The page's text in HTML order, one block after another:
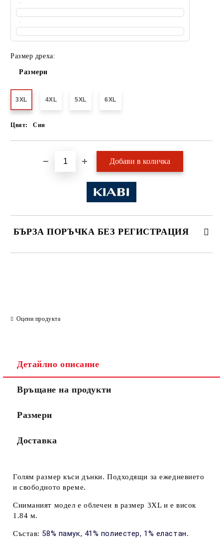
Размер дреха:
Размери
3XL 4XL 5XL 6XL
Цвят: Син
БЪРЗА ПОРЪЧКА БЕЗ РЕГИСТРАЦИЯ
Оцени продукта
Детайлно описание
Връщане на продукти
Размери
Доставка
Голям размер къси дънки. Подходящи за ежедневието
и свободното време.
Сниманият модел е облечен в размер 3XL и е висок
1.84 м.
Състав: 58% памук, 41% полиестер, 1% еластан.